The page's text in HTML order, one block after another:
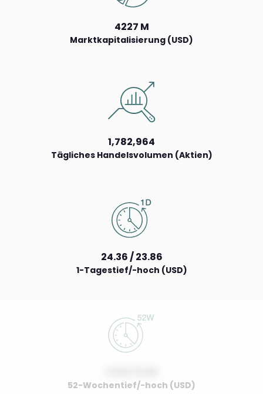
4227 M
Marktkapitalisierung (USD)
1,782,964
Tägliches Handelsvolumen (Aktien)
24.36 / 23.86
1-Tagestief/-hoch (USD)
52-Wochentief/-hoch (USD)